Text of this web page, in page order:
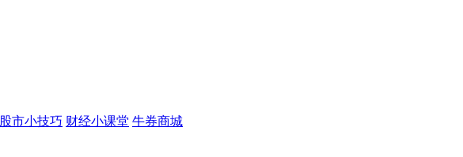
股市小技巧 财经小课堂 牛券商城